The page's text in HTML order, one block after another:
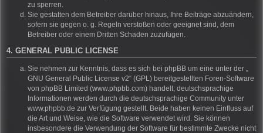
zu sperren.
Sie gestatten dem Betreiber darüber hinaus, Ihre Beiträge abzuändern,
sofern sie gegen o. g. Regeln verstoßen oder geeignet sind, dem
Betreiber oder einem Dritten Schaden zuzufügen.
4. GENERAL PUBLIC LICENSE
Sie nehmen zur Kenntnis, dass es sich bei phpBB um eine unter der „
GNU General Public License v2“ (GPL) bereitgestellten Foren-Software
von phpBB Limited (www.phpbb.com) handelt; deutschsprachige
Informationen werden durch die deutschsprachige Community unter
www.phpbb.de zur Verfügung gestellt. Beide haben keinen Einfluss auf
die Art und Weise, wie die Software verwendet wird. Sie können
insbesondere die Verwendung der Software für bestimmte Zwecke nicht